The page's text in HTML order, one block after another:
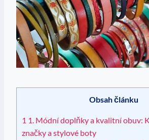
Obsah článku
1 1. Módní doplňky a kvalitní obuv:
značky a stylové boty